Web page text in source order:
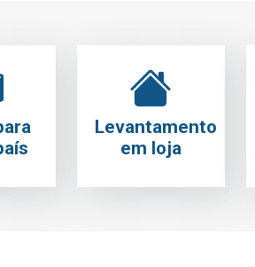
Levantamento
em loja